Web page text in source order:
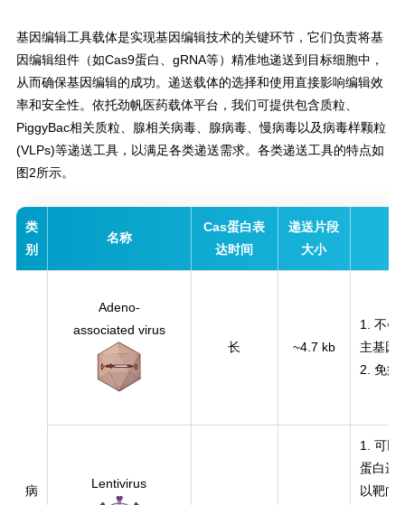
基因编辑工具载体是实现基因编辑技术的关键环节，它们负责将基
因编辑组件（如Cas9蛋白、gRNA等）精准地递送到目标细胞中，
从而确保基因编辑的成功。递送载体的选择和使用直接影响编辑效
率和安全性。依托劲帆医药载体平台，我们可提供包含质粒、
PiggyBac相关质粒、腺相关病毒、腺病毒、慢病毒以及病毒样颗粒
(VLPs)等递送工具，以满足各类递送需求。各类递送工具的特点如
图2所示。
类
别
名称
Cas蛋白表
达时间
递送片段
大小
病
Adeno-
associated virus
长
~4.7 kb
1. 不会
主基因
2. 免疫
Lentivirus
1. 可以
蛋白进
以靶向